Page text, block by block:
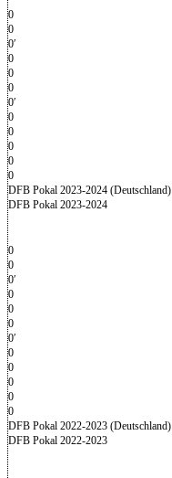
0
0
0′
0
0
0
0′
0
0
0
0
0
DFB Pokal 2023-2024 (Deutschland)
DFB Pokal 2023-2024
0
0
0′
0
0
0
0′
0
0
0
0
0
DFB Pokal 2022-2023 (Deutschland)
DFB Pokal 2022-2023